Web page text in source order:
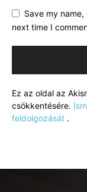
Save my
next time I
Ez az oldal az
csökkentésére.
feldolgozását .